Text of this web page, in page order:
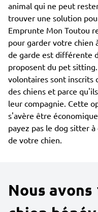
animal qui ne peut
trouver une solution
Emprunte Mon Toutou
pour garder votre chien
de garde est différente
proposent du pet
volontaires sont inscrits
des chiens et parce
leur compagnie. Cette
s'avère être
payez pas le dog sitter
de votre chien.
Nous